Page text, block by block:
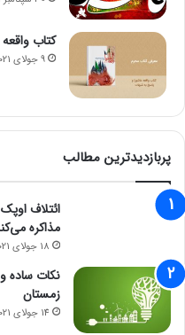
کتاب
9 جولای 2021
پربازدیدترین مطالب
ائتلاف
مذاکره
18 جولای 2021
نکات ساده
زمستان
14 جولای 2021